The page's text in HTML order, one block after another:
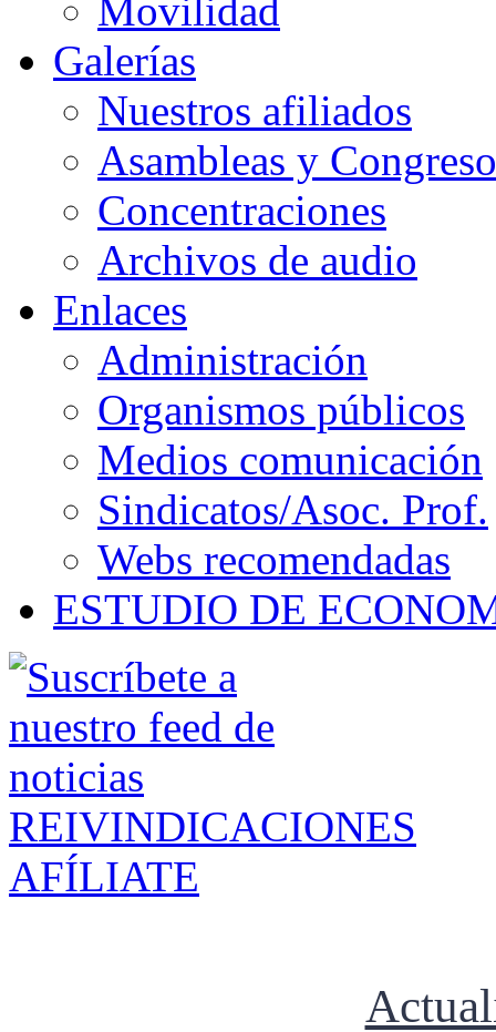
Movilidad
Galerías
Nuestros afiliados
Asambleas y
Concentraciones
Archivos de audio
Enlaces
Administración
Organismos públicos
Medios comunicación
Sindicatos/Asoc. Prof.
Webs recomendadas
ESTUDIO DE
REIVINDICACIONES
AFÍLIATE